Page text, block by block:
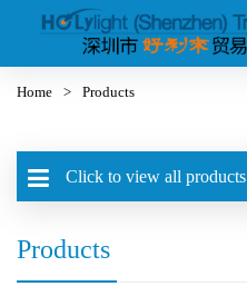
Home > Products
Click to view all products
Products